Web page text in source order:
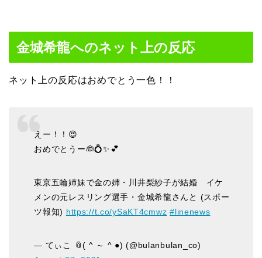
金城希龍へのネット上の反応
ネット上の反応はおめでとう一色！！
えー！！😍
おめでとうー👰💍✨💕
東京五輪姉妹で金の姉・川井梨紗子が結婚 イケ
メンの元レスリング選手・金城希龍さんと (スポー
ツ報知) https://t.co/ySaKT4cmwz #linenews
— てぃこ 📎( ^ ～ ^ ●) (@bulanbulan_co)